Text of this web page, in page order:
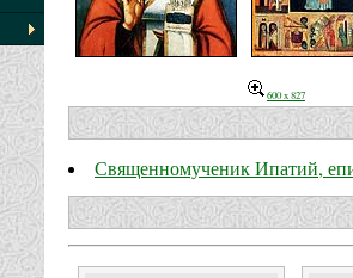
600 x 827
Священномученик Ипатий,